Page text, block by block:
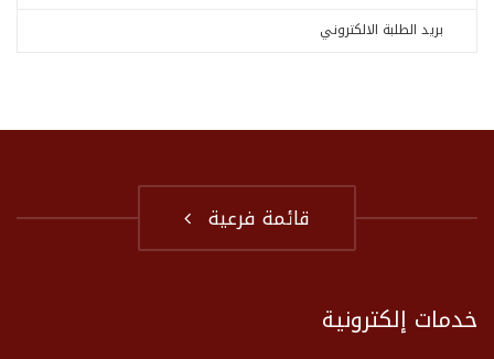
بريد الطلبة الالكتروني
قائمة فرعية
خدمات إلكترونية